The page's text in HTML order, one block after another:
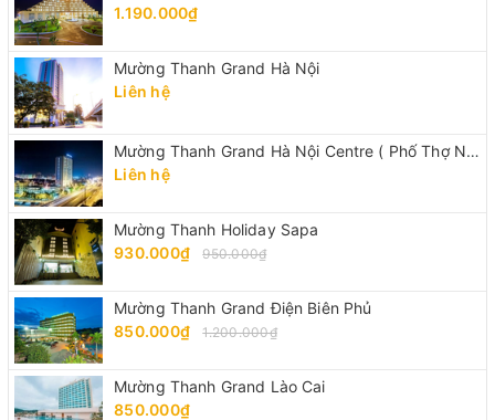
1.190.000₫
Mường Thanh Grand Hà Nội
Liên hệ
Mường Thanh Grand Hà Nội Centre ( Phố Thợ Nhuộm)
Liên hệ
Mường Thanh Holiday Sapa
930.000₫
950.000₫
Mường Thanh Grand Điện Biên Phủ
850.000₫
1.200.000₫
Mường Thanh Grand Lào Cai
850.000₫